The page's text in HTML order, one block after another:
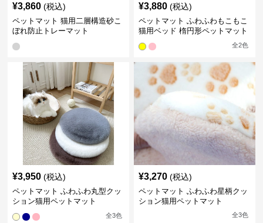
¥3,860 (税込)
ペットマット 猫用二層構造砂こ
ぼれ防止トレーマット
¥3,880 (税込)
ペットマット ふわふわもこもこ
猫用ベッド 楕円形ペットマット
全2色
¥3,950 (税込)
ペットマット ふわふわ丸型クッ
ション猫用ペットマット
全3色
¥3,270 (税込)
ペットマット ふわふわ星柄クッ
ション猫用ペットマット
全3色